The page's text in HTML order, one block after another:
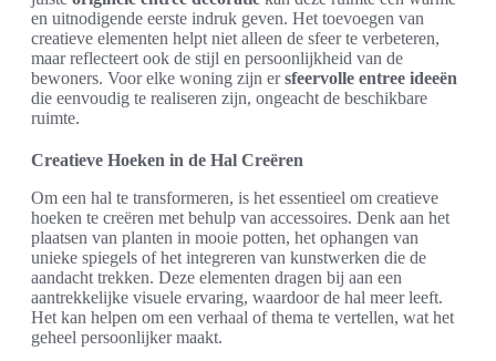
en uitnodigende eerste indruk geven. Het toevoegen van
creatieve elementen helpt niet alleen de sfeer te verbeteren,
maar reflecteert ook de stijl en persoonlijkheid van de
bewoners. Voor elke woning zijn ersfeervolle entree ideeën
die eenvoudig te realiseren zijn, ongeacht de beschikbare
ruimte.
Creatieve Hoeken in de Hal Creëren
Om een hal te transformeren, is het essentieel om creatieve
hoeken te creëren met behulp van accessoires. Denk aan het
plaatsen van planten in mooie potten, het ophangen van
unieke spiegels of het integreren van kunstwerken die de
aandacht trekken. Deze elementen dragen bij aan een
aantrekkelijke visuele ervaring, waardoor de hal meer leeft.
Het kan helpen om een verhaal of thema te vertellen, wat het
geheel persoonlijker maakt.